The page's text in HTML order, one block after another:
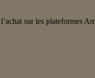
sur les plateformes